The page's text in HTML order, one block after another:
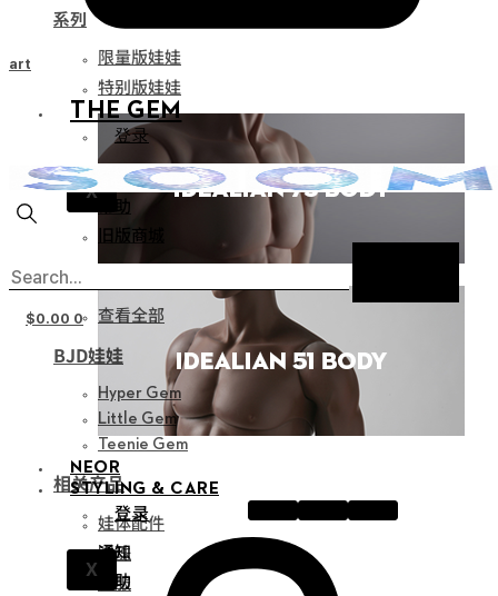
系列
限量版娃娃
特别版娃娃
NEOR
STYLING & CARE
登录
X
通知
帮助
THE GEM
登录
X
通知
帮助
旧版商城
新产品
查看全部
BJD娃娃
Hyper Gem
Little Gem
Teenie Gem
相关产品
娃体配件
眼珠
衣服
$0.00 0